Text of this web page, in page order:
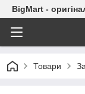
BigMart -
Товари